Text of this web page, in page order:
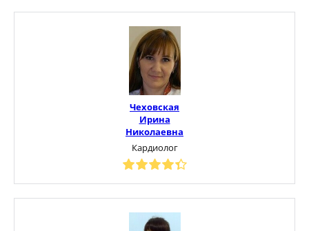
Чеховская
Ирина
Николаевна
Кардиолог